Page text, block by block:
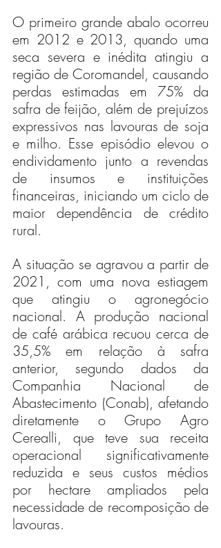
O primeiro grande abalo ocorreu
em 2012 e 2013, quando uma
seca severa e inédita atingiu a
região de Coromandel, causando
perdas estimadas em 75% da
safra de feijão, além de prejuízos
expressivos nas lavouras de soja
e milho. Esse episódio elevou o
endividamento junto a revendas
de insumos e instituições
financeiras, iniciando um ciclo de
maior dependência de crédito
rural.
A situação se agravou a partir de
2021, com uma nova estiagem
que atingiu o agronegócio
nacional. A produção nacional
de café arábica recuou cerca de
35,5% em relação à safra
anterior, segundo dados da
Companhia Nacional de
Abastecimento (Conab), afetando
diretamente o Grupo Agro
Cerealli, que teve sua receita
operacional significativamente
reduzida e seus custos médios
por hectare ampliados pela
necessidade de recomposição de
lavouras.